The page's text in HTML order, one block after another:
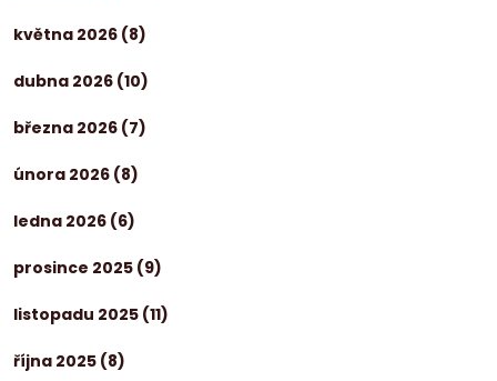
května 2026 (8)
dubna 2026 (10)
března 2026 (7)
února 2026 (8)
ledna 2026 (6)
prosince 2025 (9)
listopadu 2025 (11)
října 2025 (8)